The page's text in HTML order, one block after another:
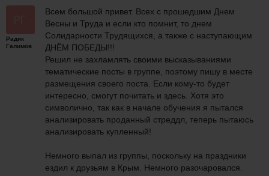
Радик
Галимов
Всем большой привет. Всех с прошедшим Днем
Весны и Труда и если кто помнит, то днем
Солидарности Трудящихся, а также с наступающим
ДНЁМ ПОБЕДЫ!!!
Решил не захламлять своими высказываниями
тематические посты в группе, поэтому пишу в месте
размещения своего поста. Если кому-то будет
интересно, смогут почитать и здесь. Хотя это
символично, так как в начале обучения я пытался
анализировать проданный стреддл, теперь пытаюсь
анализировать купленный!
Немного выпал из группы, поскольку на праздники
ездил к друзьям в Крым. Немного разочаровался.